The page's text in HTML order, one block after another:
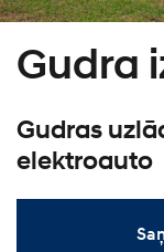
Gudra
Gudras
elektroauto